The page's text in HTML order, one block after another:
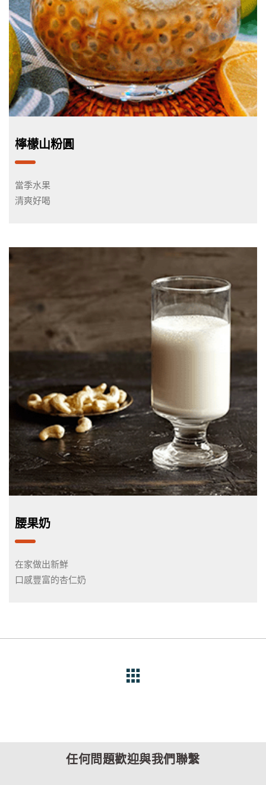
檸檬山粉圓
當季水果
清爽好喝
腰果奶
在家做出新鮮
口感豐富的杏仁奶
任何問題歡迎與我們聯繫